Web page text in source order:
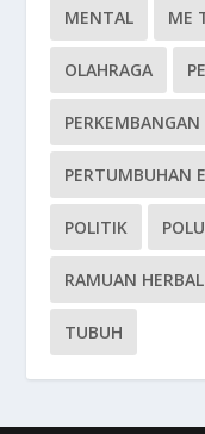
MENTAL ME
OLAHRAGA
PERTUMBUHAN
POLITIK
RAMUAN HERBAL
TUBUH